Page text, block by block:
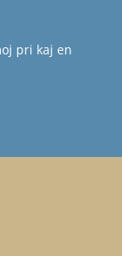
pri kaj en